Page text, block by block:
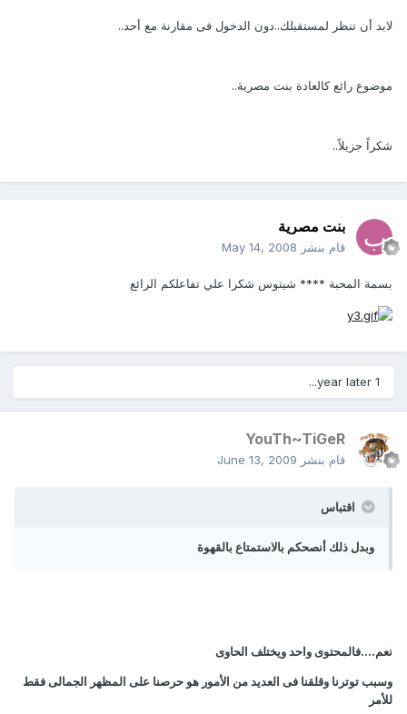
لابد أن تنظر لمستقبلك..دون الدخول فى مقارنة مع أحد..
موضوع رائع كالعادة بنت مصرية..
شكراً جزيلاً..
بنت مصرية
قام بنشر May 14, 2008
بسمة المحبة **** شيتوس شكرا علي تفاعلكم الرائع
YouTh~TiGeR
قام بنشر June 13, 2009
اقتباس
وبدل ذلك أنصحكم بالاستمتاع بالقهوة
نعم....فالمحتوى واحد ويختلف الحاوى
وسبب توترنا وقلقنا فى العديد من الأمور هو حرصنا على المظهر الجمالى فقط
للأمر